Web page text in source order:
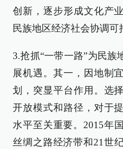
创新，逐步形成文化产
民族地区经济社会协调可
3.抢抓“一带一路”为民族
展机遇。其一，因地制
划，突显平台作用。选
开放模式和路径，对于
水平至关重要。2015年
丝绸之路经济带和21世